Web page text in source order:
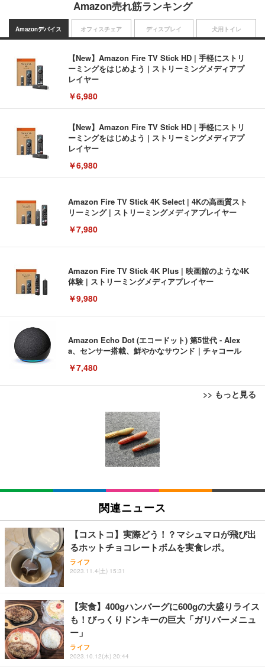
Amazon売れ筋ランキング
Amazonデバイス
【New】Amazon Fire TV Stick HD | 手軽にストリ
ーミングをはじめよう | ストリーミングメディアプ
レイヤー
￥6,980
【New】Amazon Fire TV Stick HD | 手軽にストリ
ーミングをはじめよう | ストリーミングメディアプ
レイヤー
￥6,980
Amazon Fire TV Stick 4K Select | 4Kの高画質スト
リーミング | ストリーミングメディアプレイヤー
￥7,980
Amazon Fire TV Stick 4K Plus | 映画館のような4K
体験 | ストリーミングメディアプレイヤー
￥9,980
Amazon Echo Dot (エコードット) 第5世代 - Alex
a、センサー搭載、鮮やかなサウンド｜チャコール
￥7,480
>> もっと見る
オフィスチェア
[EdoErgo] オフィスチェア 椅子 テレワーク 疲れな
い 跳ね上げ式アームレスト コンパクト 約105度ロッ
キング pc 事務椅子 360度回転 座面昇降 強化ナイロ
ン樹脂ベース 通気性メッシュ 在宅ワーク H-WY01
(黒網+黒枠+黒足)
SIHOO B100 オフィスチェア／デスクチェア メッシ
ュチェア 人間工学 疲れない ブラック
￥27,999
Sezlife オフィスチェア デスクチェア 疲れない テレ
ワーク チェア 強化バックレスト 30度ロッキング機
能 人間工学 椅子 腰サポート 90度跳ね上げ式アーム
務用 おしゃれ パソコンチェア (ブラック)
Sezlife オフィスチェア デスクチェア 疲れない テレ
ワーク チェア 強化バックレスト 30度ロッキング機
能 人間工学 椅子 腰サポート 90度跳ね上げ式アーム
レスト 3Dヘッドレスト ハンガー付き 高反発クッシ
ディスプレイ
EIZO ビジネス向けプレミアムモニター | FlexScan
EV3240X-WT | 31.5型4K UHD・USB Type-C・ホワ
￥105,595
EIZO ビジネス向けプレミアムモニター | FlexScan
￥109,572
【純正品】27"ゲーミングモニター DualSense 充電
フック付き（CFI-ZDM1J）
【整備済み品】Dell E2724HS 27インチ 液晶モニタ
ー フルHD（1920×1080）VA 非光沢 HDMI/DisplayP
ort/VGA スピーカー内蔵 高さ調整 スイベル VESA対
応 ComfortView ビジネス向け
犬用トイレ
Amazonベーシック ペットシーツ 薄型 レギュラー 1
回使い捨て 無香料 ホワイト 300枚
Amazonベーシック ペットシーツ 厚型 ワイド 42枚
x2袋(84枚) ホワイト(吸収面:ライトブルー)
￥3,234
ネオ・ルーライフ ネオ・オムツ L 中型犬用 26枚入
り 単品
Smart Basic(スマートベーシック) 【Amazon.co.jp
限定】 Smart Basic アイリスオーヤマ ペットシーツ
超厚型 お徳用 ワイド 100枚入 (x 1) (ケース販売)
関連ニュース
【コストコ】実際どう！？マシュマロが飛び出
るホットチョコレートボムを実食レポ。
ライフ
2023.11.4(土) 15:31
【実食】400gハンバーグに600gの大盛りライス
も！びっくりドンキーの巨大「ガリバーメニュ
ー」
ライフ
2023.10.12(木) 20:44